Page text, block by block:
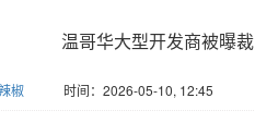
温哥华大型开发商被曝
椒 时间：2026-05-10, 12:45